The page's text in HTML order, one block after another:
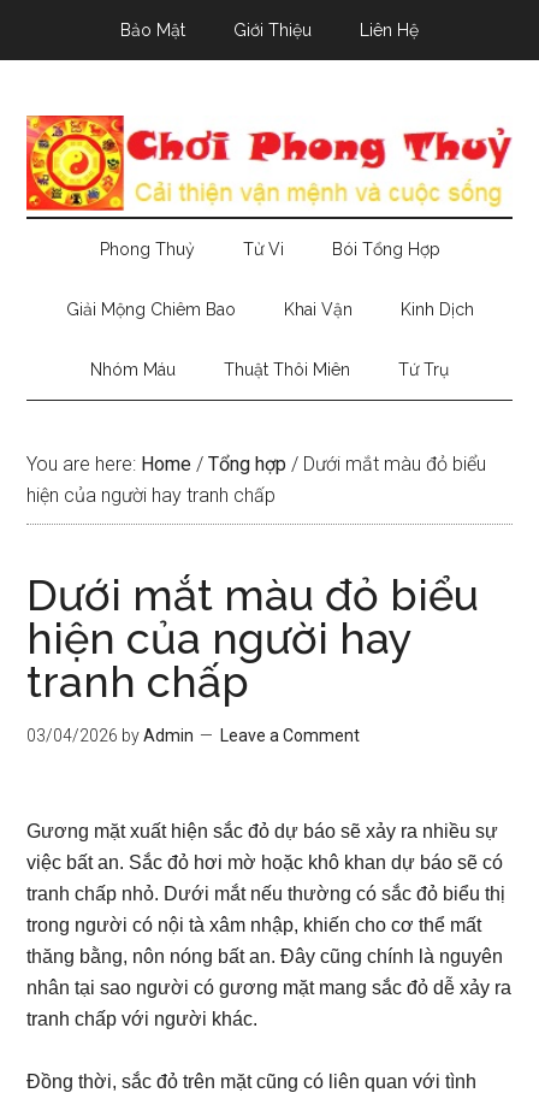
Bảo Mật Giới Thiệu Liên Hệ
Phong Thuỷ Tử Vi Bói Tổng Hợp
Giải Mộng Chiêm Bao Khai Vận Kinh Dịch
Nhóm Máu Thuật Thôi Miên Tứ Trụ
You are here: Home / Tổng hợp / Dưới mắt màu đỏ biểu
hiện của người hay tranh chấp
Dưới mắt màu đỏ biểu
hiện của người hay
tranh chấp
03/04/2026 byAdmin Leave a Comment
Gương mặt xuất hiện sắc đỏ dự báo sẽ xảy ra nhiều sự
việc bất an. Sắc đỏ hơi mờ hoặc khô khan dự báo sẽ có
tranh chấp nhỏ. Dưới mắt nếu thường có sắc đỏ biểu thị
trong người có nội tà xâm nhập, khiến cho cơ thể mất
thăng bằng, nôn nóng bất an. Đây cũng chính là nguyên
nhân tại sao người có gương mặt mang sắc đỏ dễ xảy ra
tranh chấp với người khác.
Đồng thời, sắc đỏ trên mặt cũng có liên quan với tình